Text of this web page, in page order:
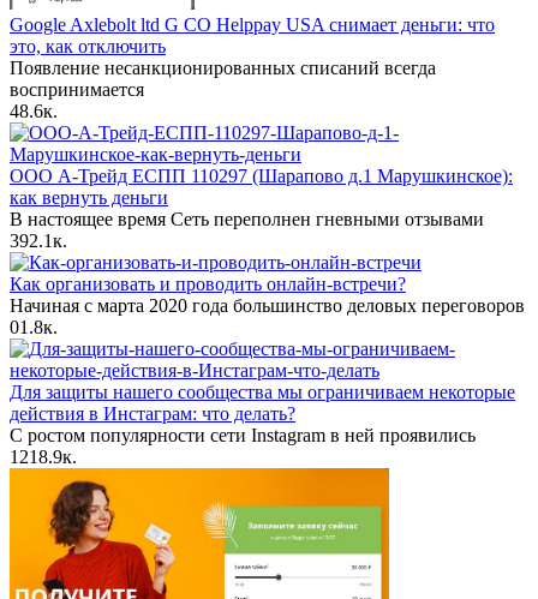
Google Axlebolt ltd G CO Helppay USA снимает деньги: что
это, как отключить
Появление несанкционированных списаний всегда
воспринимается
48.6к.
ООО А-Трейд ЕСПП 110297 (Шарапово д.1 Марушкинское):
как вернуть деньги
В настоящее время Сеть переполнен гневными отзывами
392.1к.
Как организовать и проводить онлайн-встречи?
Начиная с марта 2020 года большинство деловых переговоров
01.8к.
Для защиты нашего сообщества мы ограничиваем некоторые
действия в Инстаграм: что делать?
С ростом популярности сети Instagram в ней проявились
1218.9к.